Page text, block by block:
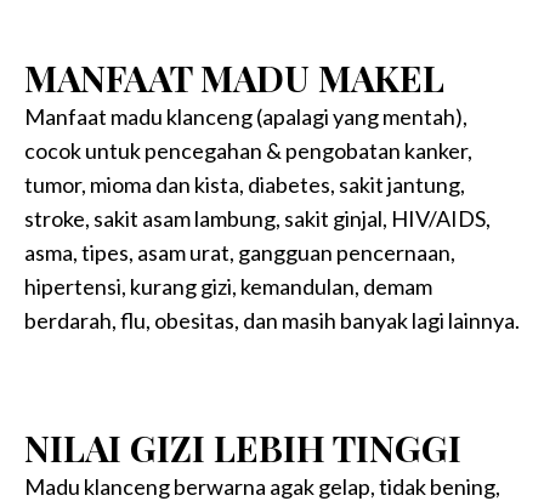
MANFAAT MADU MAKEL
Manfaat madu klanceng (apalagi yang mentah),
cocok untuk pencegahan & pengobatan kanker,
tumor, mioma dan kista, diabetes, sakit jantung,
stroke, sakit asam lambung, sakit ginjal, HIV/AIDS,
asma, tipes, asam urat, gangguan pencernaan,
hipertensi, kurang gizi, kemandulan, demam
berdarah, flu, obesitas, dan masih banyak lagi lainnya.
NILAI GIZI LEBIH TINGGI
Madu klanceng berwarna agak gelap, tidak bening,